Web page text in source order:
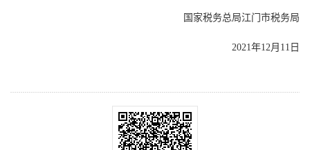
国家税务总局江门市税务局
2021年12月11日